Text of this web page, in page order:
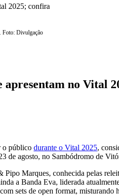
2025; confira
Foto: Divulgação
apresentam no Vital
o público durante o Vital 2025,
de agosto, no Sambódromo de
Marques, conhecida pelas
a Banda Eva, liderada
sets de open format,